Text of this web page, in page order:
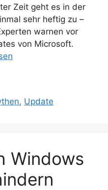
Zeit geht es in der
sehr heftig zu –
warnen vor
von Microsoft.
, Update
Windows